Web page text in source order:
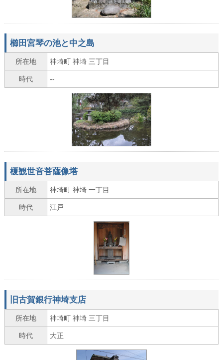
櫛田宮琴の池と中之島
所在地 神埼町 神埼 三丁目
時代 --
榎観世音菩薩像塔
所在地 神埼町 神埼 一丁目
時代 江戸
旧古賀銀行神埼支店
所在地 神埼町 神埼 三丁目
時代 大正